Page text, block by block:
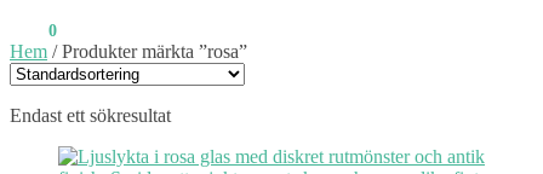
0
Hem /Produkter märkta ”rosa”
Endast ett sökresultat